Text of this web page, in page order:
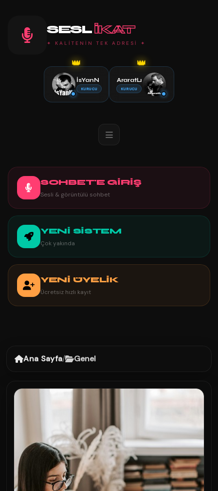
SESL IKAT
✦ KALİTENİN TEK ADRESİ ✦
👑
İsYanN
KURUCU
👑
AraratLı
KURUCU
SOHBET'E GİRİŞ
Sesli & görüntülü sohbet
YENİ SİSTEM
Çok yakında
YENİ ÜYELİK
Ücretsiz hızlı kayıt
Ana Sayfa/ Genel